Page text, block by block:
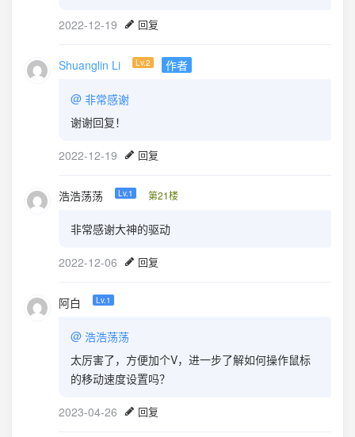
2022-12-19 回复
Shuanglin Li Lv.2 作者
@ 非常感谢
谢谢回复！
2022-12-19 回复
浩浩荡荡 Lv.1 第21楼
非常感谢大神的驱动
2022-12-06 回复
阿白 Lv.1
@ 浩浩荡荡
太厉害了，方便加个V，进一步了解如何操作鼠标
的移动速度设置吗？
2023-04-26 回复